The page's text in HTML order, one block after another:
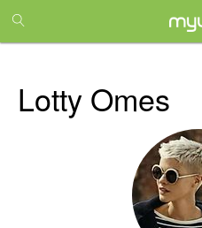
month
free
Lotty Omes